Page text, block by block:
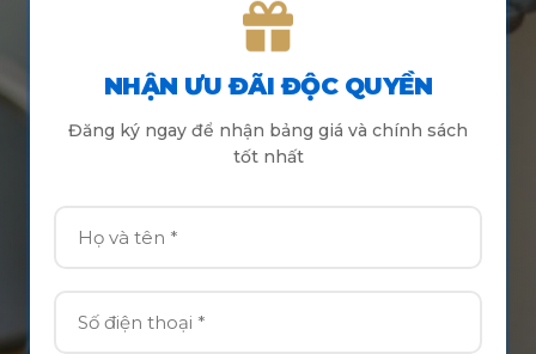
NHẬN ƯU ĐÃI ĐỘC QUYỀN
Đăng ký ngay để nhận bảng giá và chính sách
tốt nhất